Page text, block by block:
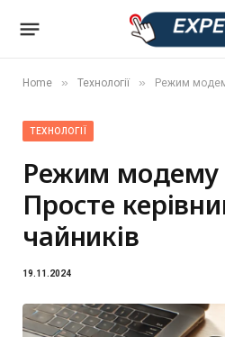
Home » Технології » Режим модему на
ТЕХНОЛОГІЇ
Режим модему
Просте
чайників
19.11.2024